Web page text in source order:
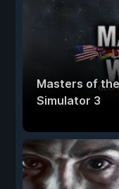
Masters of
Simulator 3